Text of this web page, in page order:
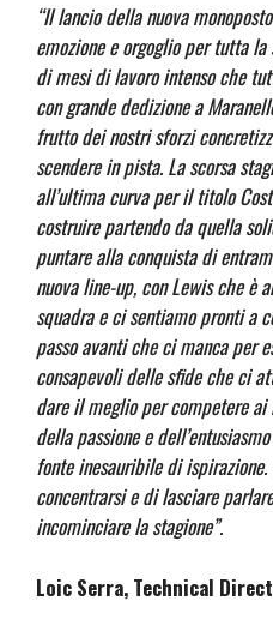
“Il lancio della nuova
emozione e orgoglio per tutta
di mesi di lavoro intenso che
con grande dedizione a
frutto dei nostri sforzi
scendere in pista. La scorsa
all’ultima curva per il titolo
costruire partendo da quella
puntare alla conquista di
nuova line-up, con Lewis che è
squadra e ci sentiamo pronti a
passo avanti che ci manca per
consapevoli delle sfide che ci
dare il meglio per competere
della passione e
fonte inesauribile di
concentrarsi e di lasciare
incominciare la stagione”.
Loic Serra, Technical